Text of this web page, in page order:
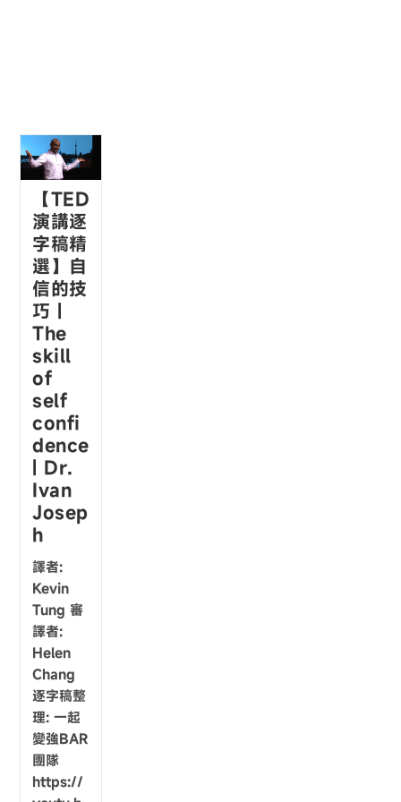
【TED
演講逐
字稿精
選】自
信的技
巧 |
The
skill
of
self
confi
dence
| Dr.
Ivan
Josep
h
譯者:
Kevin
Tung 審
譯者:
Helen
Chang
逐字稿整
理: 一起
變強BAR
團隊
https://